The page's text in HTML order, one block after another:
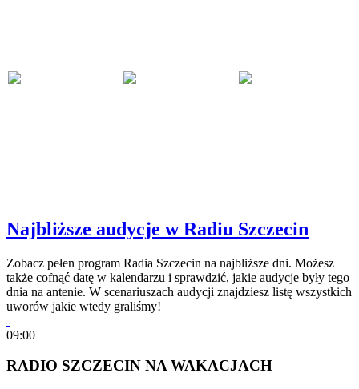
Najbliższe audycje w Radiu Szczecin
Zobacz pełen program Radia Szczecin na najbliższe dni. Możesz
także cofnąć datę w kalendarzu i sprawdzić, jakie audycje były tego
dnia na antenie. W scenariuszach audycji znajdziesz listę wszystkich
uworów jakie wtedy graliśmy!
09:00
RADIO SZCZECIN NA WAKACJACH